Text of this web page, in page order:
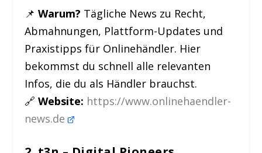
📌Warum? Tägliche News zu Recht,
Abmahnungen, Plattform-Updates und
Praxistipps für Onlinehändler. Hier
bekommst du schnell alle relevanten
Infos, die du als Händler brauchst.
🔗Website: https://www.onlinehaendler-
news.de